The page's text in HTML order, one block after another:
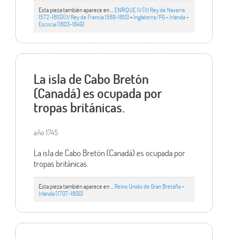
Esta pieza también aparece en ... ENRIQUE IV (III Rey de Navarra
1572-1610)(IV Rey de Francia 1589-1610)• Inglaterra/PG + Irlanda +
Escocia (1603-1649)
La isla de Cabo Bretón
(Canadá) es ocupada por
tropas británicas.
año 1745
La isla de Cabo Bretón (Canadá) es ocupada por
tropas británicas.
Esta pieza también aparece en ... Reino Unido de Gran Bretaña +
Irlanda (1707-1800)